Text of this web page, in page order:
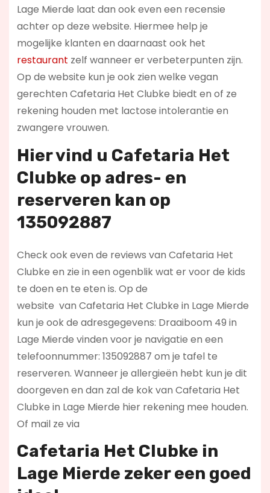
Lage Mierde laat dan ook even een recensie
achter op deze website. Hiermee help je
mogelijke klanten en daarnaast ook het
restaurant zelf wanneer er verbeterpunten zijn.
Op de website kun je ook zien welke vegan
gerechten Cafetaria Het Clubke biedt en of ze
rekening houden met lactose intolerantie en
zwangere vrouwen.
Hier vind u Cafetaria Het
Clubke op adres- en
reserveren kan op
135092887
Check ook even de reviews van Cafetaria Het
Clubke en zie in een ogenblik wat er voor de kids
te doen en te eten is. Op de
website van Cafetaria Het Clubke in Lage Mierde
kun je ook de adresgegevens: Draaiboom 49 in
Lage Mierde vinden voor je navigatie en een
telefoonnummer: 135092887 om je tafel te
reserveren. Wanneer je allergieën hebt kun je dit
doorgeven en dan zal de kok van Cafetaria Het
Clubke in Lage Mierde hier rekening mee houden.
Of mail ze via
Cafetaria Het Clubke in
Lage Mierde zeker een goed